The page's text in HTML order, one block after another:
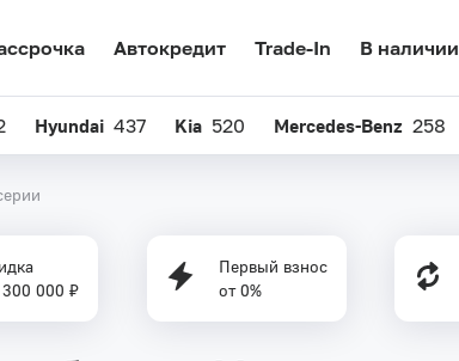
Автокредит Trade-In В наличии
Hyundai 437 Kia 520 Mercedes-Benz 258
000 ₽
Первый взнос
от 0%